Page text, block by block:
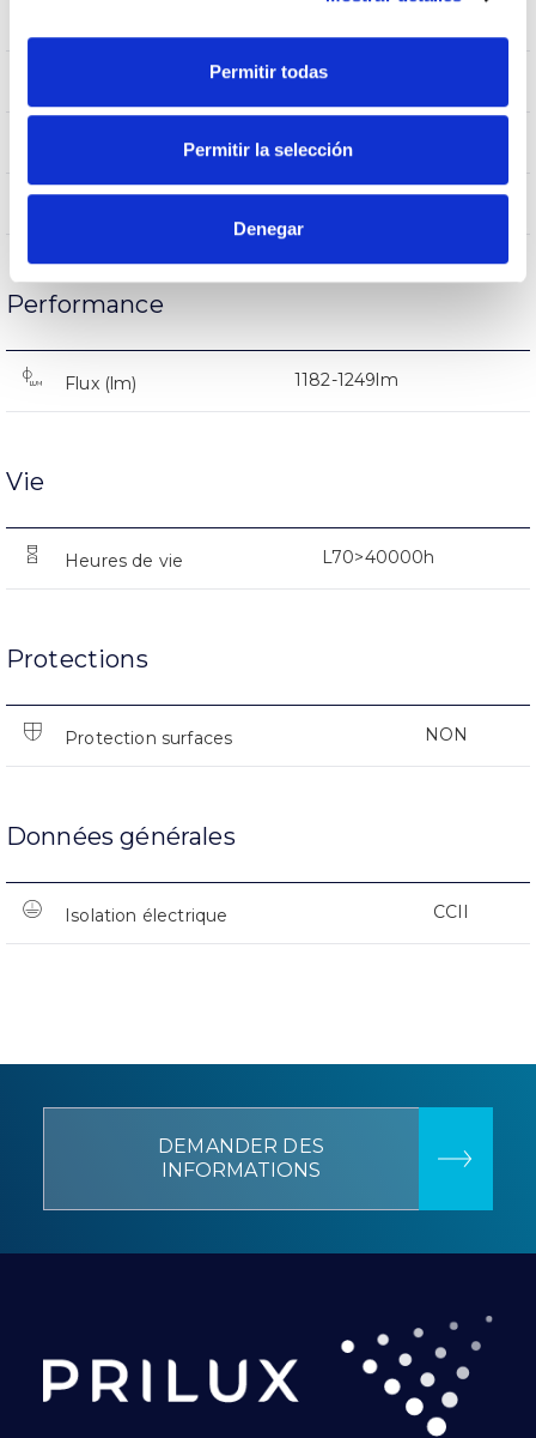
Permitir todas
Permitir la selección
Denegar
Couleur du corps
AL
Performance
Flux (lm) 1182-1249lm
Vie
Heures de vie L70>40000h
Protections
Protection surfaces NON
Données générales
Isolation électrique CCII
DEMANDER DES
INFORMATIONS